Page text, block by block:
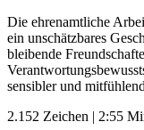
Die ehrenamtliche
ein unschätzbares
bleibende
sensibler und
2.152 Zeichen | 2:55